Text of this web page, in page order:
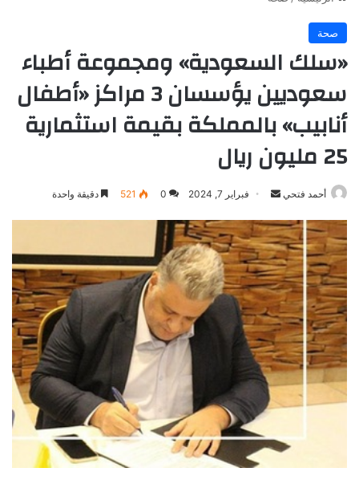
صحة
«سلك السعودية» ومجموعة أطباء
سعوديين يؤسسان 3 مراكز «أطفال
أنابيب» بالمملكة بقيمة استثمارية
25 مليون ريال
أحمد فتحي
أرسل
إلكترونيا
فبراير 7, 2024 0
521 دقيقة واحدة